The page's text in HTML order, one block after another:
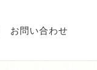
お問い合わせ